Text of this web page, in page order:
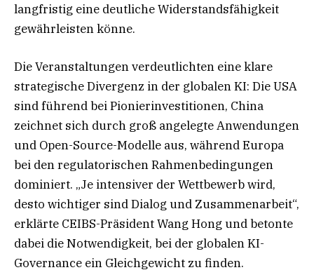
langfristig eine deutliche Widerstandsfähigkeit
gewährleisten könne.
Die Veranstaltungen verdeutlichten eine klare
strategische Divergenz in der globalen KI: Die USA
sind führend bei Pionierinvestitionen, China
zeichnet sich durch groß angelegte Anwendungen
und Open-Source-Modelle aus, während Europa
bei den regulatorischen Rahmenbedingungen
dominiert. „Je intensiver der Wettbewerb wird,
desto wichtiger sind Dialog und Zusammenarbeit“,
erklärte CEIBS-Präsident Wang Hong und betonte
dabei die Notwendigkeit, bei der globalen KI-
Governance ein Gleichgewicht zu finden.